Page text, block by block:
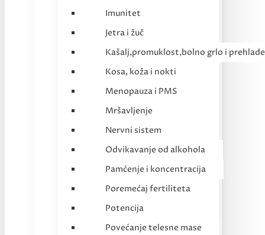
Imunitet
Jetra i žuč
Kašalj,promuklost,bolno grlo i prehlade
Kosa, koža i nokti
Menopauza i PMS
Mršavljenje
Nervni sistem
Odvikavanje od alkohola
Pamćenje i koncentracija
Poremećaj fertiliteta
Potencija
Povećanje telesne mase